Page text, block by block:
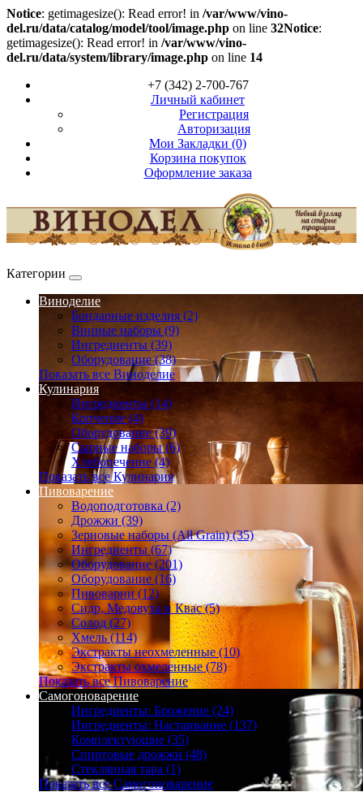
Notice: getimagesize(): Read error! in /var/www/vino-
del.ru/data/catalog/model/tool/image.php on line 32Notice:
getimagesize(): Read error! in /var/www/vino-
del.ru/data/system/library/image.php on line 14
+7 (342) 2-700-767
Личный кабинет
Регистрация
Авторизация
Мои Закладки (0)
Корзина покупок
Оформление заказа
Категории
Виноделие
Бондарные изделия (2)
Винные наборы (9)
Ингредиенты (39)
Оборудование (38)
Показать все Виноделие
Кулинария
Ингредиенты (14)
Копчение (4)
Оборудование (39)
Сырные наборы (6)
Хлебопечение (4)
Показать все Кулинария
Пивоварение
Водоподготовка (2)
Дрожжи (39)
Зерновые наборы (All Grain) (35)
Ингредиенты (67)
Оборудование (201)
Оборудование (16)
Пивоварни (12)
Сидр, Медовуха и Квас (5)
Солод (27)
Хмель (114)
Экстракты неохмеленные (10)
Экстракты охмеленные (78)
Показать все Пивоварение
Самогоноварение
Ингредиенты: Брожение (24)
Ингредиенты: Настаивание (137)
Комплектующие (35)
Спиртовые дрожжи (48)
Стеклянная тара (1)
Показать все Самогоноварение